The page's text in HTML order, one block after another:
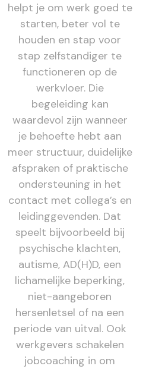
helpt je om werk goed te
starten, beter vol te
houden en stap voor
stap zelfstandiger te
functioneren op de
werkvloer. Die
begeleiding kan
waardevol zijn wanneer
je behoefte hebt aan
meer structuur, duidelijke
afspraken of praktische
ondersteuning in het
contact met collega’s en
leidinggevenden. Dat
speelt bijvoorbeeld bij
psychische klachten,
autisme, AD(H)D, een
lichamelijke beperking,
niet-aangeboren
hersenletsel of na een
periode van uitval. Ook
werkgevers schakelen
jobcoaching in om